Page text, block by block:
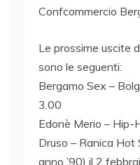
Confcommercio
Le prossime uscite
sono le seguenti:
Bergamo Sex –
3.00
Edonè Merio – Hip-
Druso – Ranica
anno ’90) il 2